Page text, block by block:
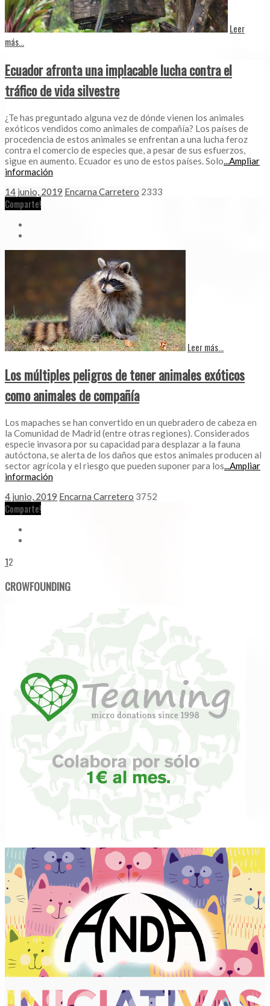
Leer
más...
Ecuador afronta una implacable lucha contra el
tráfico de vida silvestre
¿Te has preguntado alguna vez de dónde vienen los animales
exóticos vendidos como animales de compañía? Los países de
procedencia de estos animales se enfrentan a una lucha feroz
contra el comercio de especies que, a pesar de sus esfuerzos,
sigue en aumento. Ecuador es uno de estos países. Solo ...Ampliar
información
14 junio, 2019 Encarna Carretero 2333
Comparte!
Leer más...
Los múltiples peligros de tener animales exóticos
como animales de compañía
Los mapaches se han convertido en un quebradero de cabeza en
la Comunidad de Madrid (entre otras regiones). Considerados
especie invasora por su capacidad para desplazar a la fauna
autóctona, se alerta de los daños que estos animales producen al
sector agrícola y el riesgo que pueden suponer para los...Ampliar
información
4 junio, 2019 Encarna Carretero 3752
Comparte!
12
CROWFOUNDING